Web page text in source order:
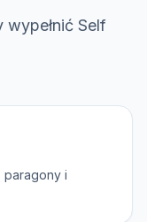
Self
i